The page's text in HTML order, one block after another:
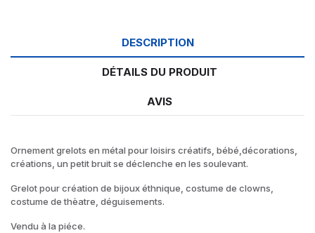
DESCRIPTION
DÉTAILS DU PRODUIT
AVIS
Ornement grelots en métal pour loisirs créatifs, bébé,décorations,
créations, un petit bruit se déclenche en les soulevant.
Grelot pour création de bijoux éthnique, costume de clowns,
costume de thèatre, déguisements.
Vendu à la piéce.